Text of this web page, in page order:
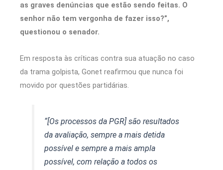
as graves denúncias que estão sendo feitas. O
senhor não tem vergonha de fazer isso?”,
questionou o senador.
Em resposta às críticas contra sua atuação no caso
da trama golpista, Gonet reafirmou que nunca foi
movido por questões partidárias.
“[Os processos da PGR] são resultados
da avaliação, sempre a mais detida
possível e sempre a mais ampla
possível, com relação a todos os